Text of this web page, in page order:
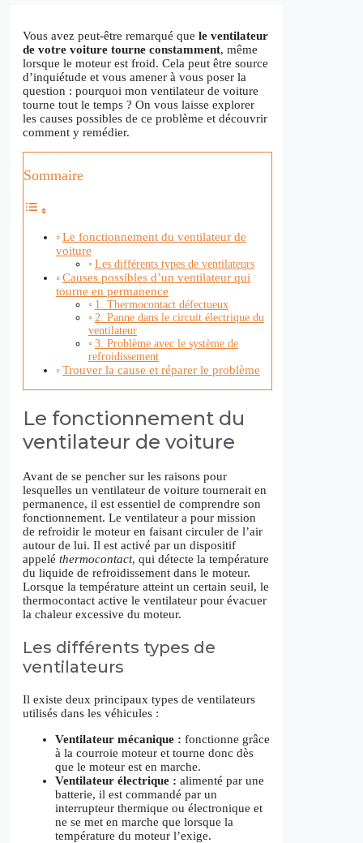
Vous avez peut-être remarqué que le ventilateur
de votre voiture tourne constamment, même
lorsque le moteur est froid. Cela peut être source
d’inquiétude et vous amener à vous poser la
question : pourquoi mon ventilateur de voiture
tourne tout le temps ? On vous laisse explorer
les causes possibles de ce problème et découvrir
comment y remédier.
Sommaire
Le fonctionnement du ventilateur de
voiture
Les différents types de ventilateurs
Causes possibles d’un ventilateur qui
tourne en permanence
1. Thermocontact défectueux
2. Panne dans le circuit électrique du
ventilateur
3. Problème avec le système de
refroidissement
Trouver la cause et réparer le problème
Le fonctionnement du
ventilateur de voiture
Avant de se pencher sur les raisons pour
lesquelles un ventilateur de voiture tournerait en
permanence, il est essentiel de comprendre son
fonctionnement. Le ventilateur a pour mission
de refroidir le moteur en faisant circuler de l’air
autour de lui. Il est activé par un dispositif
appelé thermocontact, qui détecte la température
du liquide de refroidissement dans le moteur.
Lorsque la température atteint un certain seuil, le
thermocontact active le ventilateur pour évacuer
la chaleur excessive du moteur.
Les différents types de
ventilateurs
Il existe deux principaux types de ventilateurs
utilisés dans les véhicules :
Ventilateur mécanique : fonctionne grâce
à la courroie moteur et tourne donc dès
que le moteur est en marche.
Ventilateur électrique : alimenté par une
batterie, il est commandé par un
interrupteur thermique ou électronique et
ne se met en marche que lorsque la
température du moteur l’exige.